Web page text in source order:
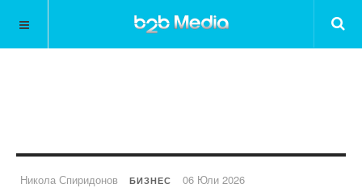
Никола Спиридонов БИЗНЕС 06 Юли 2026